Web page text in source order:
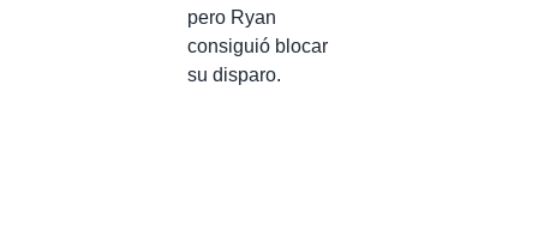
pero Ryan
consiguió blocar
su disparo.